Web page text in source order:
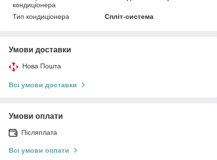
кондиціонера
Тип кондиціонера Спліт-система
Умови доставки
Нова Пошта
Всі умови доставки
Умови оплати
Післяплата
Всі умови оплати